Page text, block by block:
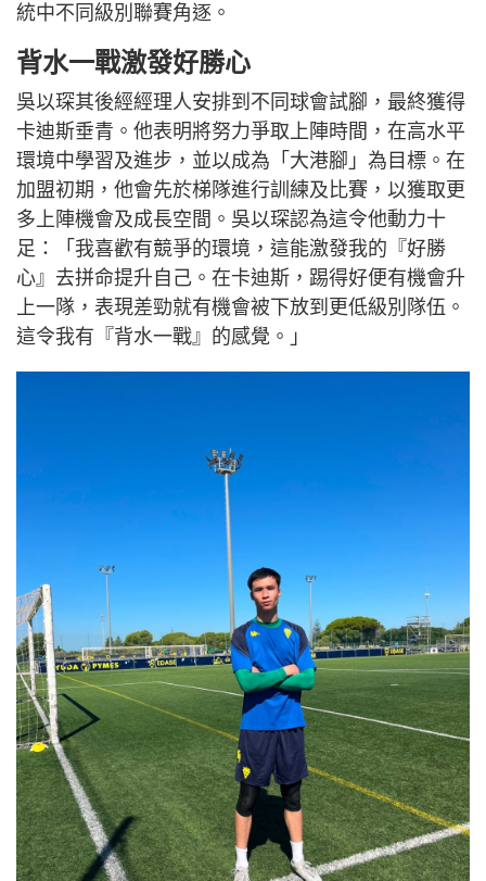
統中不同級別聯賽角逐。
背水一戰激發好勝心
吳以琛其後經經理人安排到不同球會試腳，最終獲得
卡迪斯垂青。他表明將努力爭取上陣時間，在高水平
環境中學習及進步，並以成為「大港腳」為目標。在
加盟初期，他會先於梯隊進行訓練及比賽，以獲取更
多上陣機會及成長空間。吳以琛認為這令他動力十
足：「我喜歡有競爭的環境，這能激發我的『好勝
心』去拼命提升自己。在卡迪斯，踢得好便有機會升
上一隊，表現差勁就有機會被下放到更低級別隊伍。
這令我有『背水一戰』的感覺。」